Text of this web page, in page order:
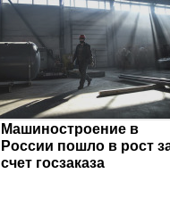
Машиностроение в
России пошло в рост
счет госзаказа